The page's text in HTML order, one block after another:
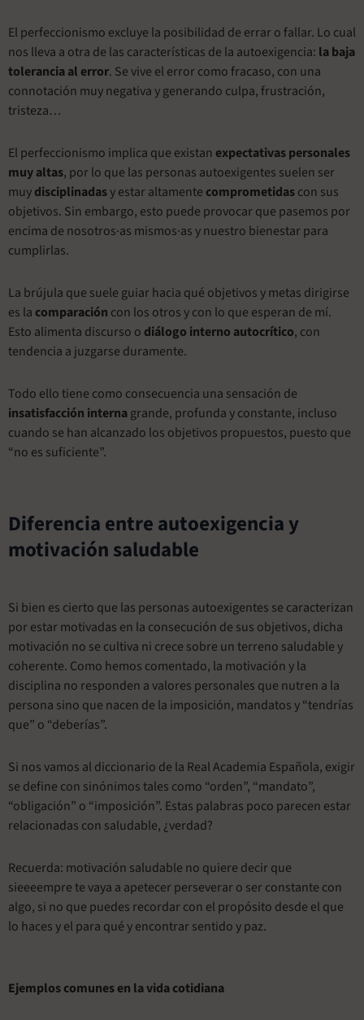
El perfeccionismo excluye la posibilidad de errar o fallar. Lo cual
nos lleva a otra de las características de la autoexigencia: la baja
tolerancia al error. Se vive el error como fracaso, con una
connotación muy negativa y generando culpa, frustración,
tristeza…
El perfeccionismo implica que existan expectativas personales
muy altas, por lo que las personas autoexigentes suelen ser
muydisciplinadasy estar altamente comprometidascon sus
objetivos. Sin embargo, esto puede provocar que pasemos por
encima de nosotros·as mismos·as y nuestro bienestar para
cumplirlas.
La brújula que suele guiar hacia qué objetivos y metas dirigirse
es la comparación con los otros y con lo que esperan de mí.
Esto alimenta discurso o diálogo interno autocrítico, con
tendencia a juzgarse duramente.
Todo ello tiene como consecuencia una sensación de
insatisfacción internagrande, profunda y constante, incluso
cuando se han alcanzado los objetivos propuestos, puesto que
“no es suficiente”.
Diferencia entre autoexigencia y
motivación saludable
Si bien es cierto que las personas autoexigentes se caracterizan
por estar motivadas en la consecución de sus objetivos, dicha
motivación no se cultiva ni crece sobre un terreno saludable y
coherente. Como hemos comentado, la motivación y la
disciplina no responden a valores personales que nutren a la
persona sino que nacen de la imposición, mandatos y “tendrías
que” o “deberías”.
Si nos vamos al diccionario de la Real Academia Española, exigir
se define con sinónimos tales como “orden”, “mandato”,
“obligación” o “imposición”. Estas palabras poco parecen estar
relacionadas con saludable, ¿verdad?
Recuerda: motivación saludable no quiere decir que
sieeeempre te vaya a apetecer perseverar o ser constante con
algo, si no que puedes recordar con el propósito desde el que
lo haces y el para qué y encontrar sentido y paz.
Ejemplos comunes en la vida cotidiana